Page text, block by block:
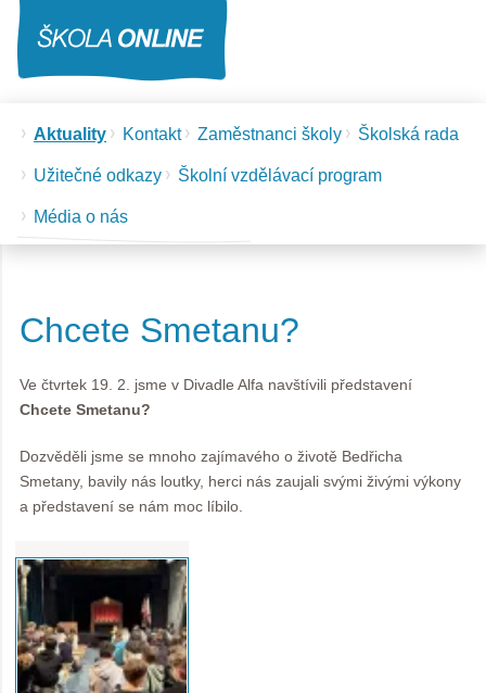
Aktuality Kontakt Zaměstnanci školy Školská rada
Užitečné odkazy Školní vzdělávací program
Média o nás
Chcete Smetanu?
Ve čtvrtek 19. 2. jsme v Divadle Alfa navštívili představení
Chcete Smetanu?
Dozvěděli jsme se mnoho zajímavého o životě Bedřicha
Smetany, bavily nás loutky, herci nás zaujali svými živými výkony
a představení se nám moc líbilo.